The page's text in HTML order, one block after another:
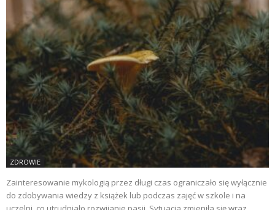
ZDROWIE
Zainteresowanie mykologią przez długi czas ograniczało się wyłącznie
do zdobywania wiedzy z książek lub podczas zajęć w szkole i na